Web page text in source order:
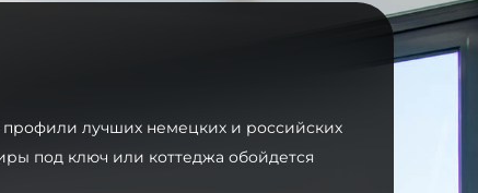
профили лучших немецких и российских
под ключ или коттеджа обойдется